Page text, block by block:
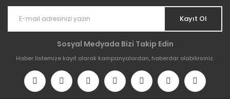
Kayıt Ol
Sosyal Medyada Bizi Takip Edin
Haber listemize kayıt olarak kampanyalardan, haberdar olabilirsiniz.